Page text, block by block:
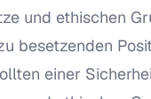
und ethischen
besetzenden
einer